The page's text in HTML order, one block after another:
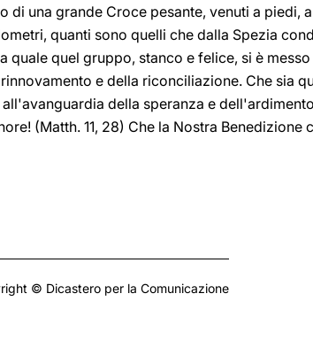
una grande Croce pesante, venuti a piedi,
quanti sono quelli che dalla Spezia
quale quel gruppo, stanco e felice, si è
e della riconciliazione. Che sia
della speranza e
(Matth. 11, 28) Che la Nostra Benedizione
© Dicastero per la Comunicazione